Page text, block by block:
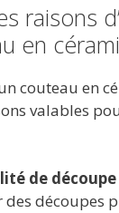
raisons
en
couteau en
valables
de découpe
des découpes